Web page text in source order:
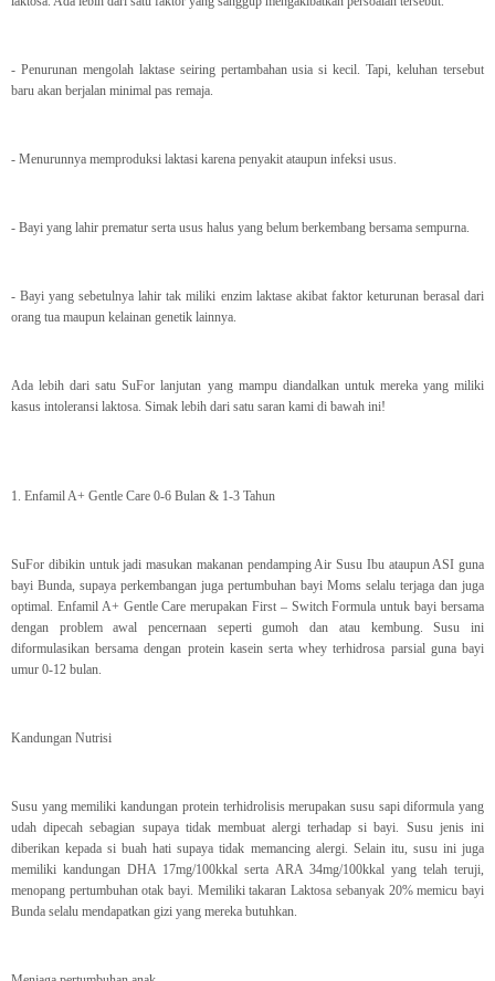
- Penurunan mengolah laktase seiring pertambahan usia si kecil. Tapi, keluhan tersebut
baru akan berjalan minimal pas remaja.
- Menurunnya memproduksi laktasi karena penyakit ataupun infeksi usus.
- Bayi yang lahir prematur serta usus halus yang belum berkembang bersama sempurna.
- Bayi yang sebetulnya lahir tak miliki enzim laktase akibat faktor keturunan berasal dari
orang tua maupun kelainan genetik lainnya.
Ada lebih dari satu SuFor lanjutan yang mampu diandalkan untuk mereka yang miliki
kasus intoleransi laktosa. Simak lebih dari satu saran kami di bawah ini!
1. Enfamil A+ Gentle Care 0-6 Bulan & 1-3 Tahun
SuFor dibikin untuk jadi masukan makanan pendamping Air Susu Ibu ataupun ASI guna
bayi Bunda, supaya perkembangan juga pertumbuhan bayi Moms selalu terjaga dan juga
optimal. Enfamil A+ Gentle Care merupakan First – Switch Formula untuk bayi bersama
dengan problem awal pencernaan seperti gumoh dan atau kembung. Susu ini
diformulasikan bersama dengan protein kasein serta whey terhidrosa parsial guna bayi
umur 0-12 bulan.
Kandungan Nutrisi
Susu yang memiliki kandungan protein terhidrolisis merupakan susu sapi diformula yang
udah dipecah sebagian supaya tidak membuat alergi terhadap si bayi. Susu jenis ini
diberikan kepada si buah hati supaya tidak memancing alergi. Selain itu, susu ini juga
memiliki kandungan DHA 17mg/100kkal serta ARA 34mg/100kkal yang telah teruji,
menopang pertumbuhan otak bayi. Memiliki takaran Laktosa sebanyak 20% memicu bayi
Bunda selalu mendapatkan gizi yang mereka butuhkan.